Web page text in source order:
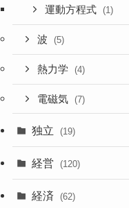
運動方程式 (1)
波 (5)
熱力学 (4)
電磁気 (7)
独立 (19)
経営 (120)
経済 (62)